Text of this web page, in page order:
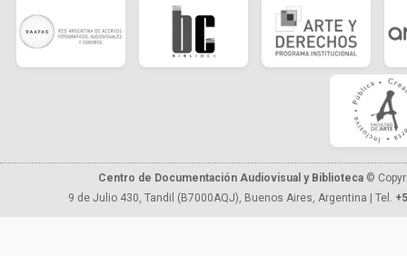
Centro de Documentación Audiovisual y Biblioteca ©
9 de Julio 430, Tandil (B7000AQJ), Buenos Aires, Argentina | Tel.